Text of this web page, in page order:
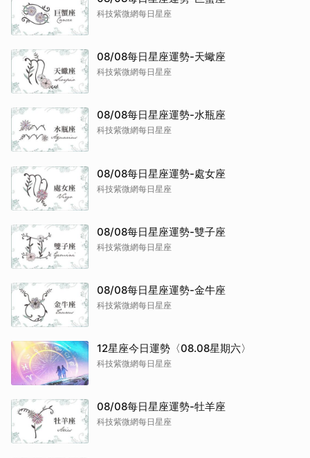
科技紫微網每日星座
08/08每日星座運勢-天蠍座
科技紫微網每日星座
08/08每日星座運勢-水瓶座
科技紫微網每日星座
08/08每日星座運勢-處女座
科技紫微網每日星座
08/08每日星座運勢-雙子座
科技紫微網每日星座
08/08每日星座運勢-金牛座
科技紫微網每日星座
12星座今日運勢〈08.08星期六〉
科技紫微網每日星座
08/08每日星座運勢-牡羊座
科技紫微網每日星座